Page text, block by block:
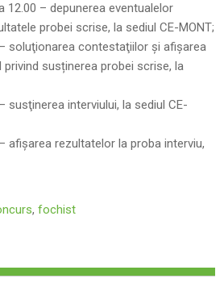
12.00 – depunerea eventualelor
probei scrise, la sediul CE-MONT;
soluţionarea contestaţiilor şi afişarea
susținerea probei scrise, la
susţinerea interviului, la sediul CE-
afişarea rezultatelor la proba interviu,
,fochist